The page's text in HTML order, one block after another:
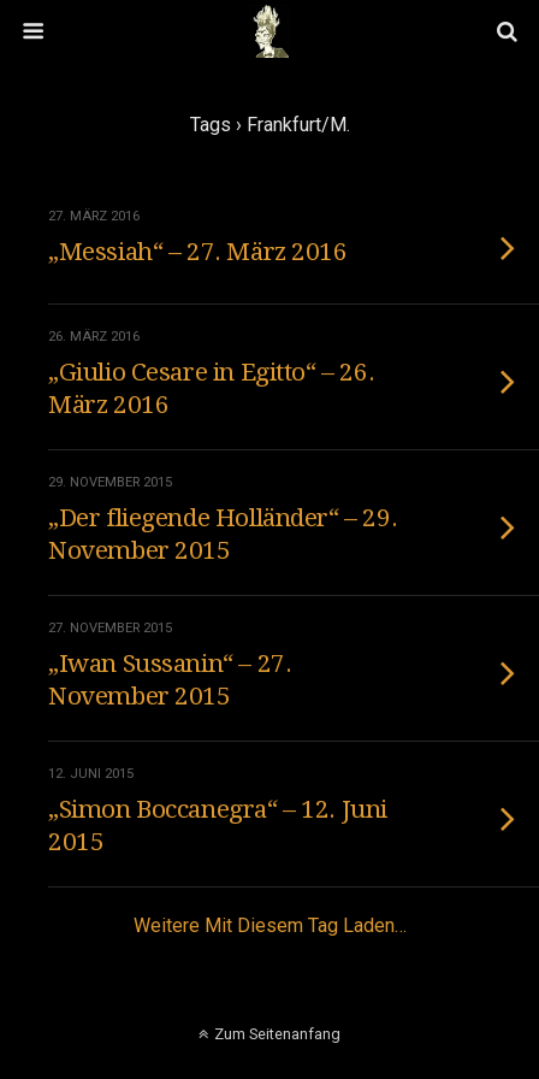
Tags › Frankfurt/M.
27. MÄRZ 2016
„Messiah“ – 27. März 2016
26. MÄRZ 2016
„Giulio Cesare in Egitto“ – 26.
März 2016
29. NOVEMBER 2015
„Der fliegende Holländer“ – 29.
November 2015
27. NOVEMBER 2015
„Iwan Sussanin“ – 27.
November 2015
12. JUNI 2015
„Simon Boccanegra“ – 12. Juni
2015
Weitere Mit Diesem Tag Laden…
Zum Seitenanfang